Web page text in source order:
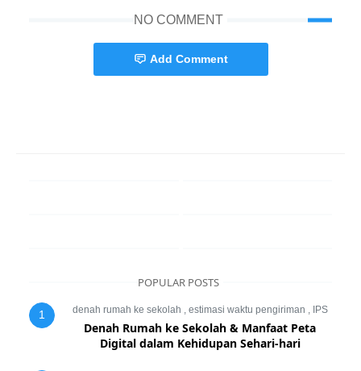
NO COMMENT
Add Comment
POPULAR POSTS
1 denah rumah ke sekolah , estimasi waktu pengiriman , IPS
Denah Rumah ke Sekolah & Manfaat Peta
Digital dalam Kehidupan Sehari-hari